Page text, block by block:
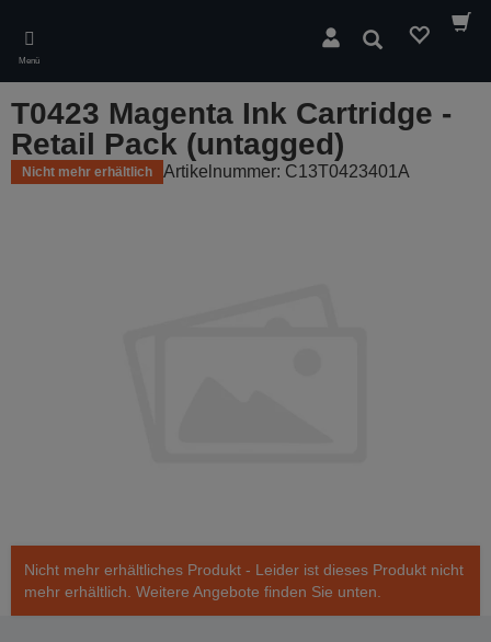
main
content
Menü
Suchen
T0423 Magenta Ink Cartridge -
Retail Pack (untagged)
Nicht mehr erhältlich Artikelnummer: C13T0423401A
Nicht mehr erhältliches Produkt - Leider ist dieses Produkt nicht
mehr erhältlich. Weitere Angebote finden Sie unten.